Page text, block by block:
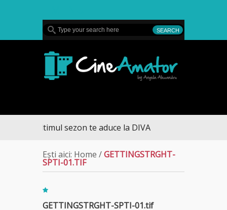
CASĂ – ultimul sezon te aduce la DIVA
Ești aici: Home /GETTINGSTRGHT-
SPTI-01.TIF
GETTINGSTRGHT-SPTI-01.tif